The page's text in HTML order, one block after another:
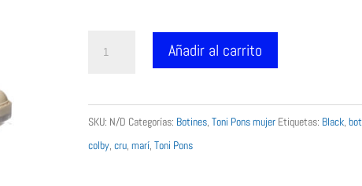
Añadir al carrito
SKU: N/D Categorías: Botines,Toni Pons mujer Etiquetas: Black,
colby,cru,marí,Toni Pons